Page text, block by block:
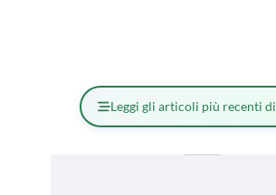
Leggi gli articoli più recenti di